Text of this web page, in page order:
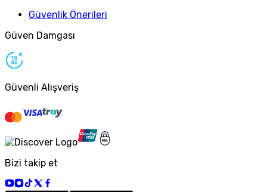
Güvenlik Önerileri
Güven Damgası
Güvenli Alışveriş
Bizi takip et